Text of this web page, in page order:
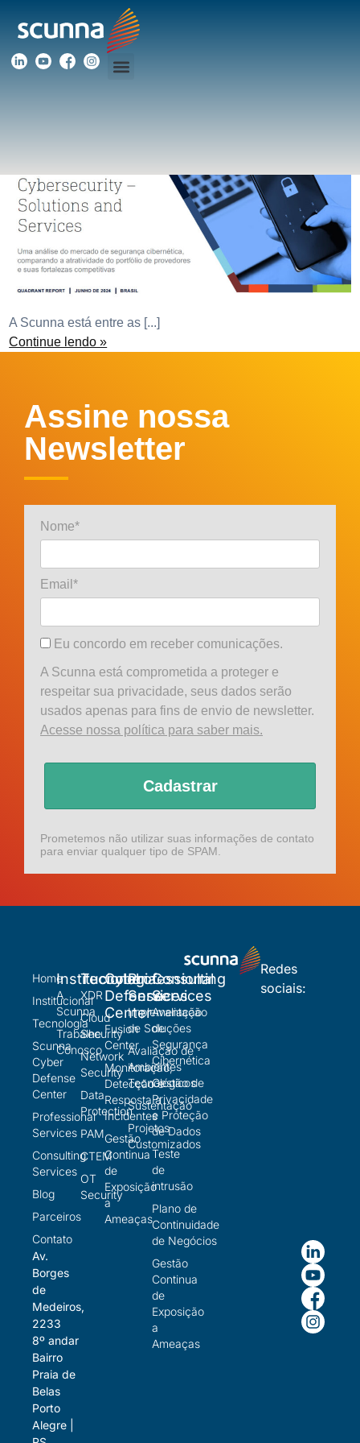
SOC
ISG reconhece a Scunna como player relevante no
estudo Cybersecurity – Solutions and Services 2024
A Scunna está entre as [...]
Continue lendo »
Assine nossa
Newsletter
Nome*
Email*
Eu concordo em receber comunicações.
A Scunna está comprometida a proteger e
respeitar sua privacidade, seus dados serão
usados apenas para fins de envio de newsletter.
Acesse nossa política para saber mais.
Cadastrar
Prometemos não utilizar suas informações de contato
para enviar qualquer tipo de SPAM.
Redes
sociais:
Home
Institucional
Tecnologia
Scunna
Cyber
Defense
Center
Professional
Services
Consulting
Services
Blog
Parceiros
Contato
Av.
Borges
de
Medeiros,
2233
8º andar
Bairro
Praia de
Belas
Porto
Alegre |
Institucional
A
Scunna
Trabalhe
Conosco
Tecnologia
XDR
Cloud
Security
Network
Security
Data
Protection
PAM
CTEM
OT
Security
Cyber
Defense
Center
Fusion
Center
Monitoração,
Detecção e
Resposta a
Incidentes
Gestão
Continua
de
Exposição
a
Ameaças
Professional
Services
Implementação
de Soluções
Avaliação de
Ambientes
Tecnológicos
Sustentação
Projetos
Customizados
Consulting
Services
Avaliação
de
Segurança
Cibernética
Gestão de
Privacidade
e Proteção
de Dados
Teste
de
intrusão
Plano de
Continuidade
de Negócios
Gestão
Continua
de
Exposição
a
Ameaças